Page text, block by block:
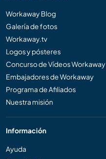
Workaway Blog
Galería de fotos
Workaway.tv
Logos y pósteres
Concurso de Vídeos Workaway
Embajadores de Workaway
Programa de Afiliados
Nuestra misión
Información
Ayuda